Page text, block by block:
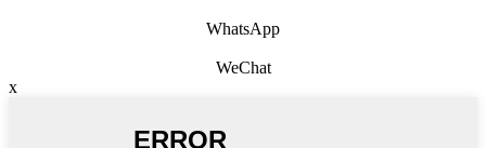
WhatsApp
WeChat
x